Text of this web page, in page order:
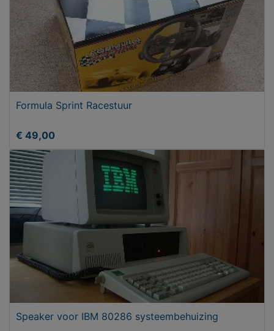
Formula Sprint Racestuur
€ 49,00
Speaker voor IBM 80286 systeembehuizing